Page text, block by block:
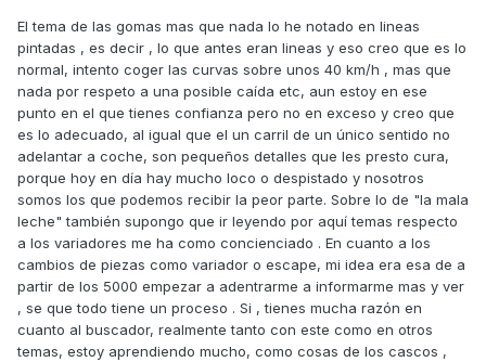
El tema de las gomas mas que nada lo he notado en lineas
pintadas , es decir , lo que antes eran lineas y eso creo que es lo
normal, intento coger las curvas sobre unos 40 km/h , mas que
nada por respeto a una posible caída etc, aun estoy en ese
punto en el que tienes confianza pero no en exceso y creo que
es lo adecuado, al igual que el un carril de un único sentido no
adelantar a coche, son pequeños detalles que les presto cura,
porque hoy en día hay mucho loco o despistado y nosotros
somos los que podemos recibir la peor parte. Sobre lo de "la mala
leche" también supongo que ir leyendo por aquí temas respecto
a los variadores me ha como concienciado . En cuanto a los
cambios de piezas como variador o escape, mi idea era esa de a
partir de los 5000 empezar a adentrarme a informarme mas y ver
, se que todo tiene un proceso . Si , tienes mucha razón en
cuanto al buscador, realmente tanto con este como en otros
temas, estoy aprendiendo mucho, como cosas de los cascos ,